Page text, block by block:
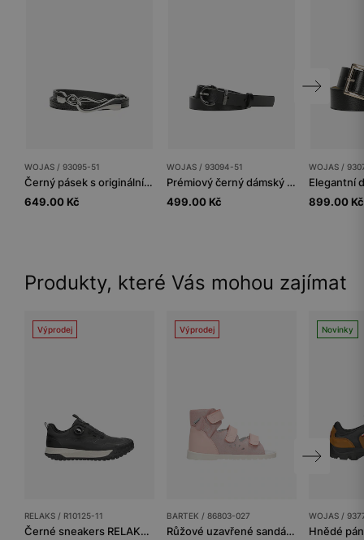
WOJAS / 93095-51
Černý pásek s originální přezkou
649.00 Kč
WOJAS / 93094-51
Prémiový černý dámský opasek z kvalitní hladké kůže
499.00 Kč
WOJAS /
899.00 Kč
Produkty, které Vás mohou zajímat
Výprodej
RELAKS / R10125-11
Černé sneakers RELAKS s otočným šněrováním
Výprodej
BARTEK / 86803-027
Růžové uzavřené sandály s mašlí BARTEK 86803-027
Novinky
WOJAS /